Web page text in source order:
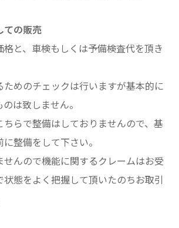
の販売
と、車検もしくは予備検査代を頂き
ためのチェックは行いますが基本的に
は致しません。
ちらで整備はしておりませんので、基
整備をして下さい。
んので機能に関するクレームはお受
状態をよく把握して頂いたのちお取引